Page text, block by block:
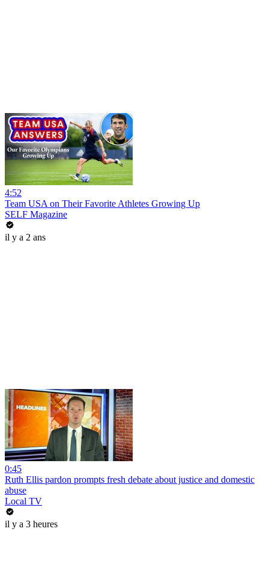
4:52
Team USA on Their Favorite Athletes Growing Up
SELF Magazine
il y a 2 ans
0:45
Ruth Ellis pardon prompts fresh debate about justice and domestic
abuse
Local TV
il y a 3 heures